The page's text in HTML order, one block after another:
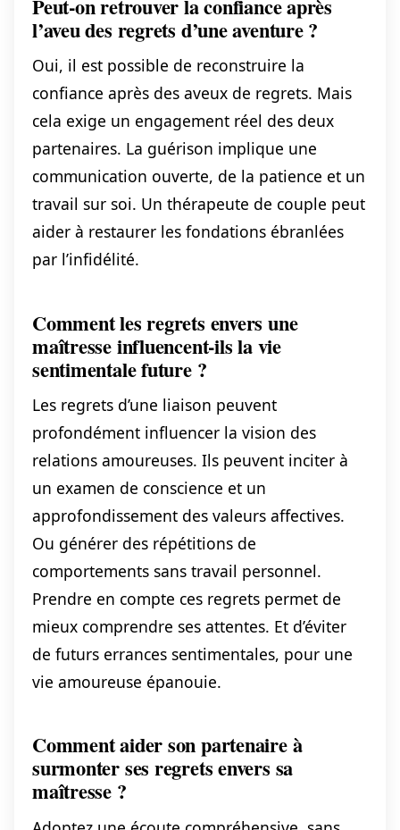
Peut-on retrouver la confiance après
l’aveu des regrets d’une aventure ?
Oui, il est possible de reconstruire la
confiance après des aveux de regrets. Mais
cela exige un engagement réel des deux
partenaires. La guérison implique une
communication ouverte, de la patience et un
travail sur soi. Un thérapeute de couple peut
aider à restaurer les fondations ébranlées
par l’infidélité.
Comment les regrets envers une
maîtresse influencent-ils la vie
sentimentale future ?
Les regrets d’une liaison peuvent
profondément influencer la vision des
relations amoureuses. Ils peuvent inciter à
un examen de conscience et un
approfondissement des valeurs affectives.
Ou générer des répétitions de
comportements sans travail personnel.
Prendre en compte ces regrets permet de
mieux comprendre ses attentes. Et d’éviter
de futurs errances sentimentales, pour une
vie amoureuse épanouie.
Comment aider son partenaire à
surmonter ses regrets envers sa
maîtresse ?